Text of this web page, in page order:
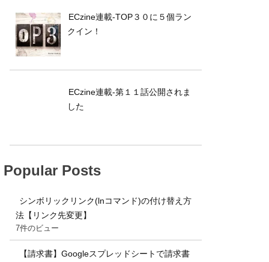
ECzine連載-TOP３０に５個ラン
クイン！
ECzine連載-第１１話公開されま
した
Popular Posts
シンボリックリンク(lnコマンド)の付け替え方
法【リンク先変更】
7件のビュー
【請求書】Googleスプレッドシートで請求書